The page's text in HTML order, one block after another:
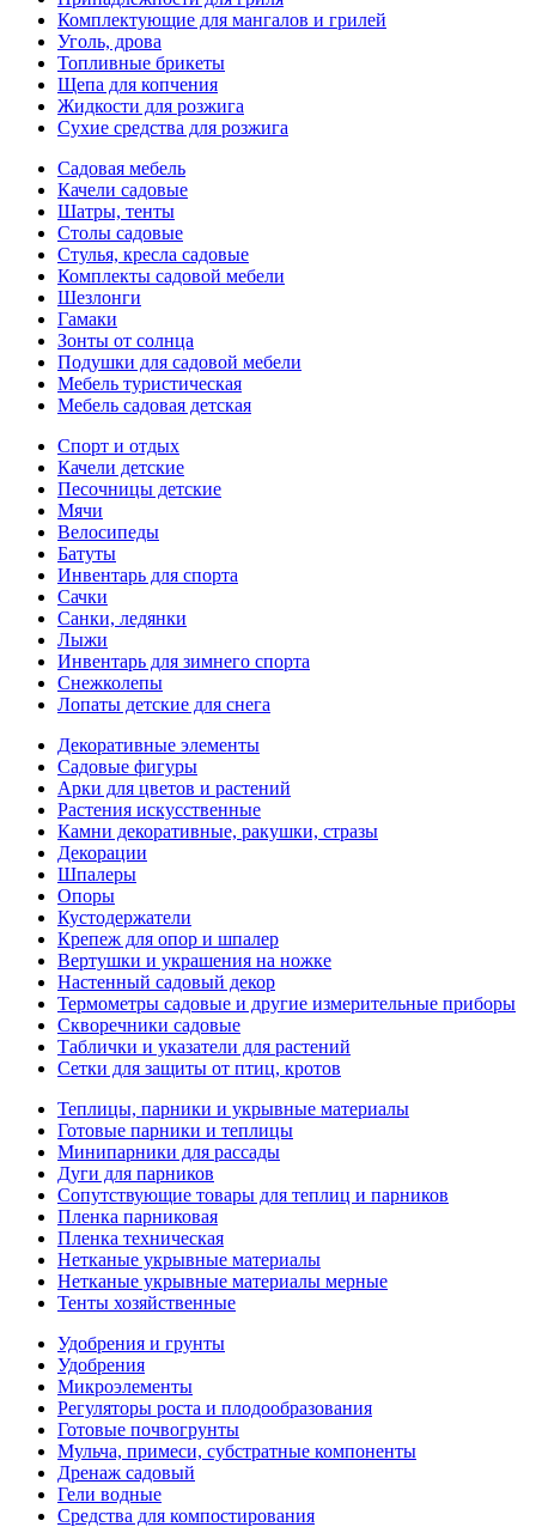
Комплектующие для мангалов и грилей
Уголь, дрова
Топливные брикеты
Щепа для копчения
Жидкости для розжига
Сухие средства для розжига
Садовая мебель
Качели садовые
Шатры, тенты
Столы садовые
Стулья, кресла садовые
Комплекты садовой мебели
Шезлонги
Гамаки
Зонты от солнца
Подушки для садовой мебели
Мебель туристическая
Мебель садовая детская
Спорт и отдых
Качели детские
Песочницы детские
Мячи
Велосипеды
Батуты
Инвентарь для спорта
Сачки
Санки, ледянки
Лыжи
Инвентарь для зимнего спорта
Снежколепы
Лопаты детские для снега
Декоративные элементы
Садовые фигуры
Арки для цветов и растений
Растения искусственные
Камни декоративные, ракушки, стразы
Декорации
Шпалеры
Опоры
Кустодержатели
Крепеж для опор и шпалер
Вертушки и украшения на ножке
Настенный садовый декор
Термометры садовые и другие измерительные приборы
Скворечники садовые
Таблички и указатели для растений
Сетки для защиты от птиц, кротов
Теплицы, парники и укрывные материалы
Готовые парники и теплицы
Минипарники для рассады
Дуги для парников
Сопутствующие товары для теплиц и парников
Пленка парниковая
Пленка техническая
Нетканые укрывные материалы
Нетканые укрывные материалы мерные
Тенты хозяйственные
Удобрения и грунты
Удобрения
Микроэлементы
Регуляторы роста и плодообразования
Готовые почвогрунты
Мульча, примеси, субстратные компоненты
Дренаж садовый
Гели водные
Средства для компостирования